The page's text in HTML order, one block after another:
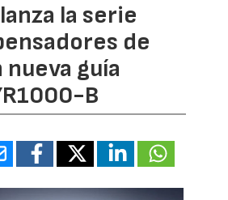
la serie
de
guía
B